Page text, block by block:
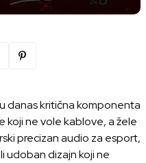
danas kritična komponenta
koji ne vole kablove, a žele
precizan audio za esport,
udoban dizajn koji ne